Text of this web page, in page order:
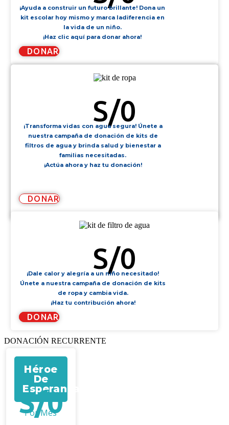
¡Ayuda a construir un futuro brillante! Dona un
kit escolar hoy mismo y marca ladiferencia en
la vida de un niño.
¡Haz clic aquí para donar ahora!
DONAR
S/0
¡Transforma vidas con agua segura! Únete a
nuestra campaña de donación de kits de
filtros de agua y brinda salud y bienestar a
familias necesitadas.
¡Actúa ahora y haz tu donación!
DONAR
S/0
¡Dale calor y alegría a un niño necesitado!
Únete a nuestra campaña de donación de kits
de ropa y cambia vida.
¡Haz tu contribución ahora!
DONAR
DONACIÓN RECURRENTE
Héroe
De
Esperanza
S/0
Por Mes